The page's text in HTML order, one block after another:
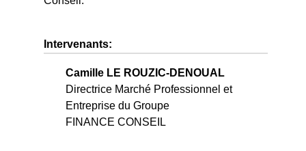
Intervenants:
Camille LE ROUZIC-DENOUAL
Directrice Marché Professionnel et
Entreprise du Groupe
FINANCE CONSEIL